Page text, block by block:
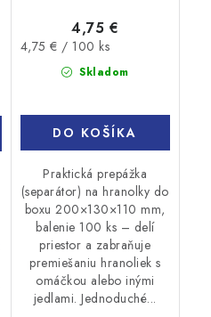
Skladom
4,75 €
Jednotková
4,75 € / 100 ks
DO KOŠÍKA
Praktická prepážka
(separátor) na hranolky do
boxu 200×130×110 mm,
balenie 100 ks – delí
priestor a zabraňuje
premiešaniu hranoliek s
omáčkou alebo inými
jedlami. Jednoduché...